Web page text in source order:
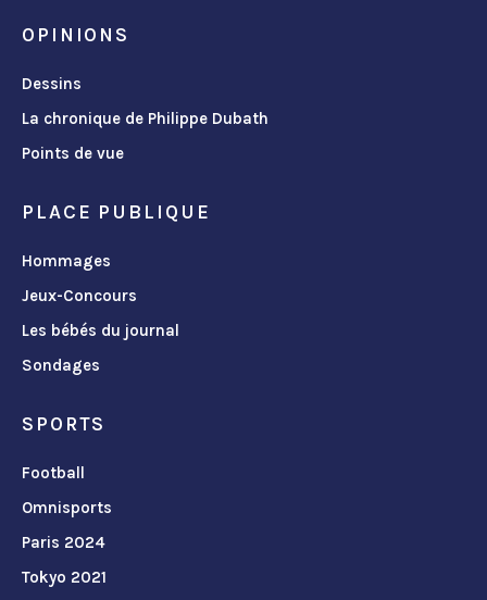
OPINIONS
Dessins
La chronique de Philippe Dubath
Points de vue
PLACE PUBLIQUE
Hommages
Jeux-Concours
Les bébés du journal
Sondages
SPORTS
Football
Omnisports
Paris 2024
Tokyo 2021